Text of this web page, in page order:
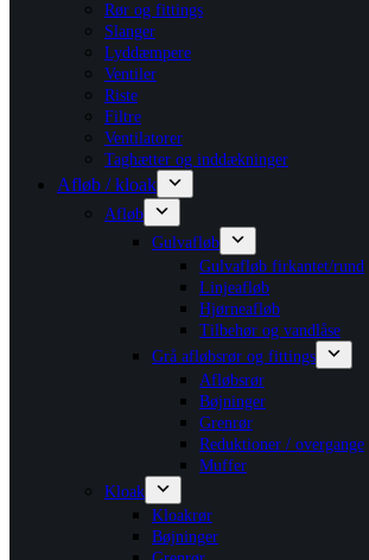
Rør og fittings
Slanger
Lyddæmpere
Ventiler
Riste
Filtre
Ventilatorer
Taghætter og inddækninger
Afløb / kloak
Afløb
Gulvafløb
Gulvafløb firkantet/rund
Linjeafløb
Hjørneafløb
Tilbehør og vandlåse
Grå afløbsrør og fittings
Afløbsrør
Bøjninger
Grenrør
Reduktioner / overgange
Muffer
Kloak
Kloakrør
Bøjninger